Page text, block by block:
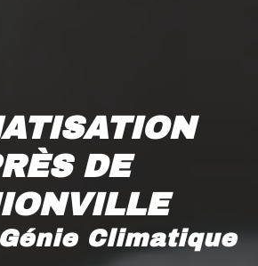
DE
Climatique